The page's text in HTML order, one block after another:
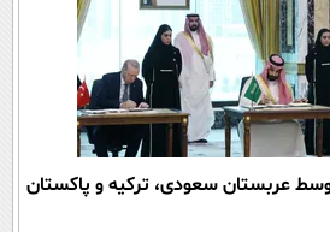
عربستان سعودی، ترکیه و پاکستان